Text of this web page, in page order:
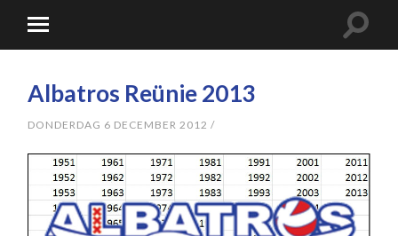
Albatros Reünie 2013
DONDERDAG 6 DECEMBER 2012 /